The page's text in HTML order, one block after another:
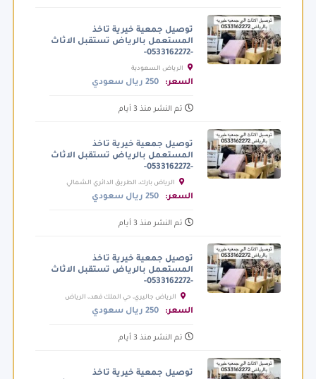
توصيل جمعية خيرية تاخذ
المستعمل بالرياض تستقبل الاثاث
-0533162272-
السعر: 250 ريال سعودي
تم النشر منذ 3 أيام
توصيل جمعية خيرية تاخذ
المستعمل بالرياض تستقبل الاثاث
-0533162272-
الرياض بارك، الطريق الدائري الشمالي
الفرعي، الرياض السعودية
السعر: 250 ريال سعودي
تم النشر منذ 3 أيام
توصيل جمعية خيرية تاخذ
المستعمل بالرياض تستقبل الاثاث
-0533162272-
الرياض جاليري، حي الملك فهد،، الرياض
السعودية
السعر: 250 ريال سعودي
تم النشر منذ 3 أيام
توصيل جمعية خيرية تاخذ